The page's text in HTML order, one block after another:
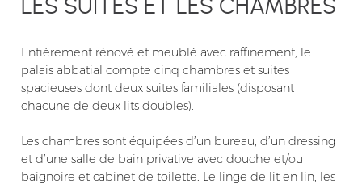
LES SUITES ET LES CHAMBRES
Entièrement rénové et meublé avec raffinement, le
palais abbatial compte cinq chambres et suites
spacieuses dont deux suites familiales (disposant
chacune de deux lits doubles).
Les chambres sont équipées d’un bureau, d’un dressing
et d’une salle de bain privative avec douche et/ou
baignoire et cabinet de toilette. Le linge de lit en lin, les